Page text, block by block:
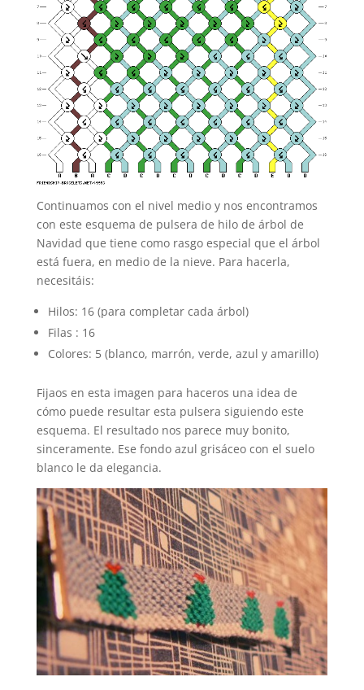
Continuamos con el nivel medio y nos encontramos
con este esquema de pulsera de hilo de árbol de
Navidad que tiene como rasgo especial que el árbol
está fuera, en medio de la nieve. Para hacerla,
necesitáis:
Hilos: 16 (para completar cada árbol)
Filas : 16
Colores: 5 (blanco, marrón, verde, azul y amarillo)
Fijaos en esta imagen para haceros una idea de
cómo puede resultar esta pulsera siguiendo este
esquema. El resultado nos parece muy bonito,
sinceramente. Ese fondo azul grisáceo con el suelo
blanco le da elegancia.